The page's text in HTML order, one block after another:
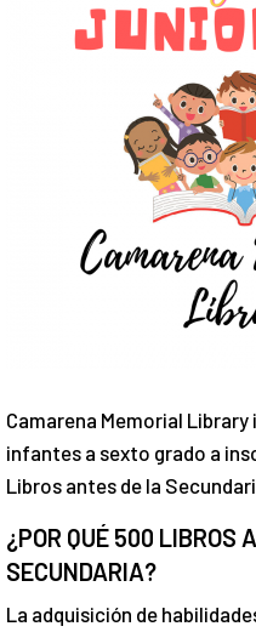
Camarena Memorial
infantes a sexto grado a
Libros antes de la
¿POR QUÉ 500 LIBROS
SECUNDARIA?
La adquisición de